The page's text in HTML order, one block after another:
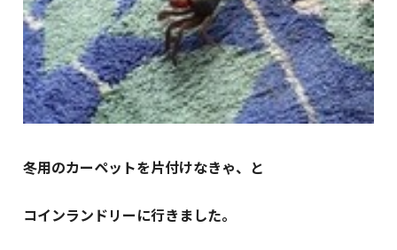
冬用のカーペットを片付けなきゃ、と
コインランドリーに行きました。